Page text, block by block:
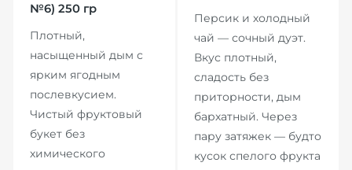
№6) 250 гр
Плотный,
насыщенный дым с
ярким ягодным
послевкусием.
Чистый фруктовый
букет без
химического
Персик и холодный
чай — сочный дуэт.
Вкус плотный,
сладость без
приторности, дым
бархатный. Через
пару затяжек — будто
кусок спелого фрукта